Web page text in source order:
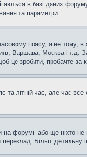
в базі даних
та параметри.
поясу, а не тому,
Варшава, Москва і т.д.
це зробити, пробачте за
літній час, але час
форумі, або ще ніхто
Більш детальну